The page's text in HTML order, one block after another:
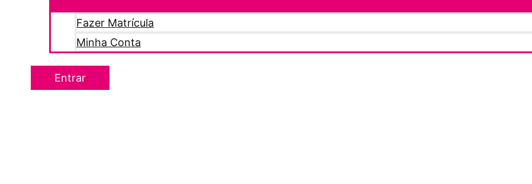
Fazer Matrícula
Minha Conta
Entrar